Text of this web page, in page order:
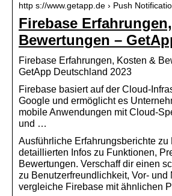
http s://www.getapp.de › Push
Firebase
Bewertungen –
Firebase Erfahrungen, Kosten &
GetApp Deutschland 2023
Firebase basiert auf der Cloud-
Google und ermöglicht es
mobile Anwendungen mit Cloud-
und …
Ausführliche Erfahrungsberichte zu
detaillierten Infos zu Funktionen,
Bewertungen. Verschaff dir einen
zu Benutzerfreundlichkeit, Vor- und
vergleiche Firebase mit ähnlichen